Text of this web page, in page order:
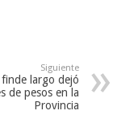
Siguiente
largo dejó
de pesos en la
Provincia